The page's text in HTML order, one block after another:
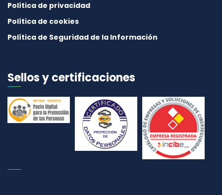
Política de privacidad
Política de cookies
Política de Seguridad de la Información
Sellos y certificaciones